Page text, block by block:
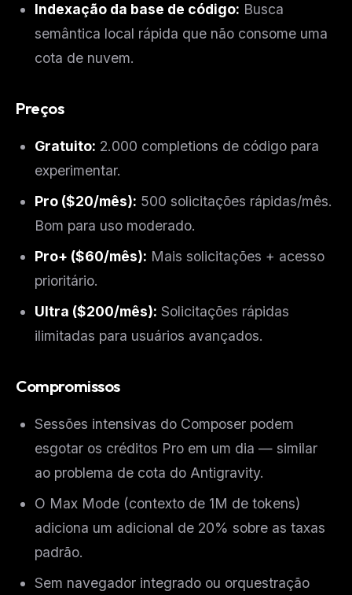
Indexação da base de código: Busca
semântica local rápida que não consome uma
cota de nuvem.
Preços
Gratuito: 2.000 completions de código para
experimentar.
Pro ($20/mês): 500 solicitações rápidas/mês.
Bom para uso moderado.
Pro+ ($60/mês): Mais solicitações + acesso
prioritário.
Ultra ($200/mês): Solicitações rápidas
ilimitadas para usuários avançados.
Compromissos
Sessões intensivas do Composer podem
esgotar os créditos Pro em um dia — similar
ao problema de cota do Antigravity.
O Max Mode (contexto de 1M de tokens)
adiciona um adicional de 20% sobre as taxas
padrão.
Sem navegador integrado ou orquestração
THIS WEEK'S DIGEST
MCP pick of the week
Rules & workflow pack
FREE NEWSLETTER